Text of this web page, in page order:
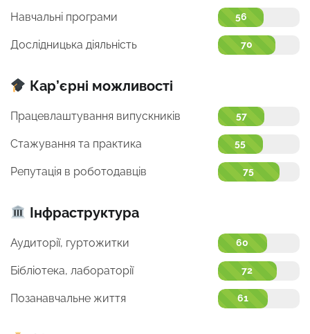
Навчальні програми 56
Дослідницька діяльність 70
Кар’єрні можливості
Працевлаштування випускників 57
Стажування та практика 55
Репутація в роботодавців 75
Інфраструктура
Аудиторії, гуртожитки 60
Бібліотека, лабораторії 72
Позанавчальне життя 61